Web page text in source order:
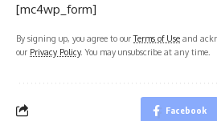
[mc4wp_form]
By signing up, you agree to ourTerms of Use and
our Privacy Policy. You may unsubscribe at any time.
Facebook